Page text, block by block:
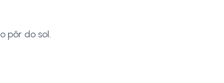
pôr do sol.